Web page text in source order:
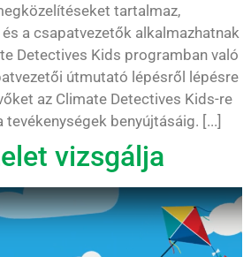
tartalmaz,
a csapatvezetők alkalmazhatnak
Detectives Kids programban való
útmutató lépésről lépésre
az Climate Detectives Kids-re
benyújtásáig. [...]
vizsgálja